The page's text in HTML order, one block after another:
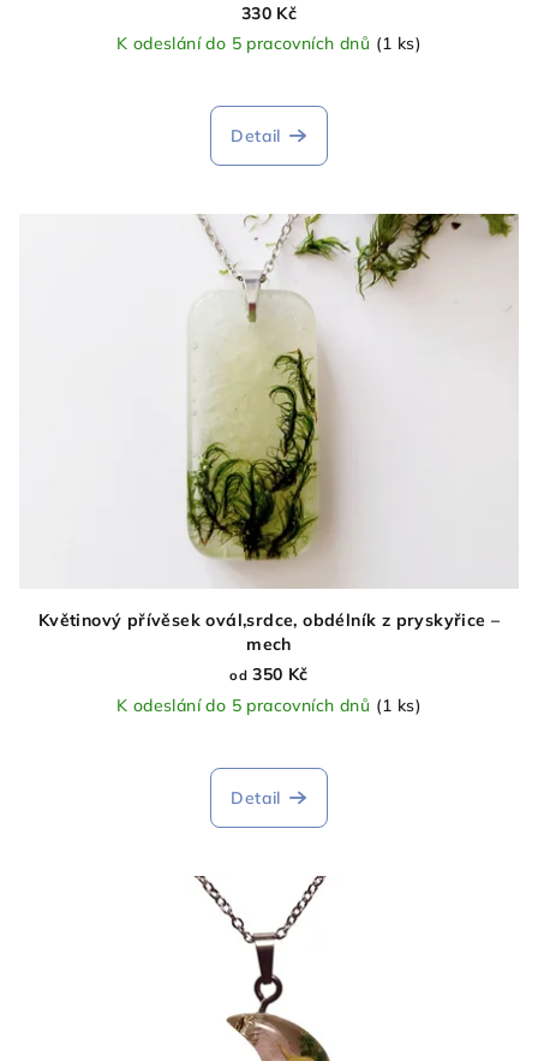
330 Kč
K odeslání do 5 pracovních dnů (1 ks)
hodnocení
produktu
5
hvězdiček.
Detail
Květinový přívěsek ovál,srdce, obdélník z pryskyřice –
mech
od 350 Kč
K odeslání do 5 pracovních dnů (1 ks)
Detail